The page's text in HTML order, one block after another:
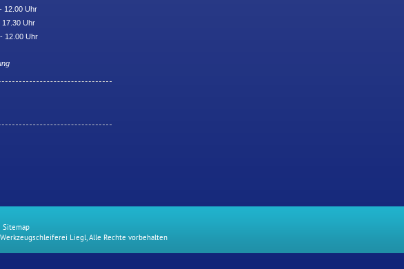
12.00 Uhr
Uhr
12.00 Uhr
Sitemap
Liegl, Alle Rechte vorbehalten